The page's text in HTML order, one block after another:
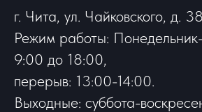
г. Чита, ул. Чайковского, д.
Режим работы:
9:00 до 18:00,
перерыв: 13:00-14:00.
Выходные: суббота-